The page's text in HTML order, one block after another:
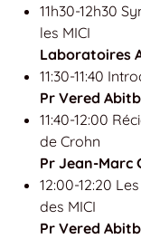
11h30-12h30
les MICI
Laboratoires
11:30-11:40
Pr Vered
11:40-12:00
de Crohn
Pr Jean-Marc
12:00-12:20
des MICI
Pr Vered